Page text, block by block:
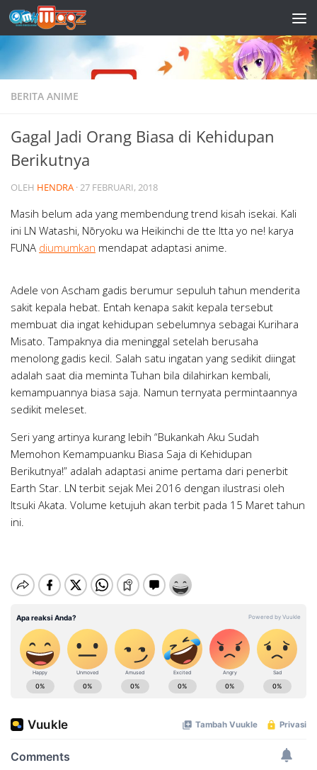
Skip to content
BERITA ANIME
Gagal Jadi Orang Biasa di Kehidupan
Berikutnya
OLEH HENDRA ·27 FEBRUARI, 2018
Masih belum ada yang membendung trend kisah isekai. Kali
ini LN Watashi, Nōryoku wa Heikinchi de tte Itta yo ne! karya
FUNA diumumkan mendapat adaptasi anime.
Adele von Ascham gadis berumur sepuluh tahun menderita
sakit kepala hebat. Entah kenapa sakit kepala tersebut
membuat dia ingat kehidupan sebelumnya sebagai Kurihara
Misato. Tampaknya dia meninggal setelah berusaha
menolong gadis kecil. Salah satu ingatan yang sedikit diingat
adalah saat dia meminta Tuhan bila dilahirkan kembali,
kemampuannya biasa saja. Namun ternyata permintaannya
sedikit meleset.
Seri yang artinya kurang lebih “Bukankah Aku Sudah
Memohon Kemampuanku Biasa Saja di Kehidupan
Berikutnya!” adalah adaptasi anime pertama dari penerbit
Earth Star. LN terbit sejak Mei 2016 dengan ilustrasi oleh
Itsuki Akata. Volume ketujuh akan terbit pada 15 Maret tahun
ini.